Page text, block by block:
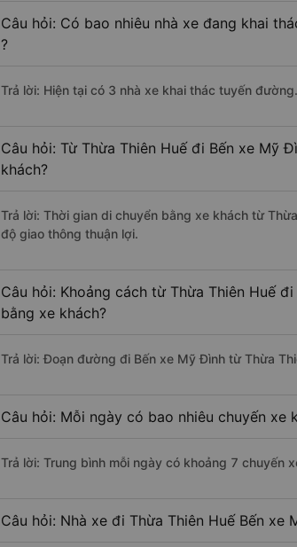
Câu hỏi: Có bao nhiêu nhà xe đang khai
?
Trả lời: Hiện tại có 3 nhà xe khai thác tuyến đường.
Câu hỏi: Từ Thừa Thiên Huế đi Bến xe Mỹ
khách?
Trả lời: Thời gian di chuyển bằng xe khách từ
độ giao thông thuận lợi.
Câu hỏi: Khoảng cách từ Thừa Thiên Huế
bằng xe khách?
Trả lời: Đoạn đường đi Bến xe Mỹ Đình từ Thừa
Câu hỏi: Mỗi ngày có bao nhiêu chuyến xe
Trả lời: Trung bình mỗi ngày có khoảng 7 chuyến
Câu hỏi: Nhà xe đi Thừa Thiên Huế Bến xe